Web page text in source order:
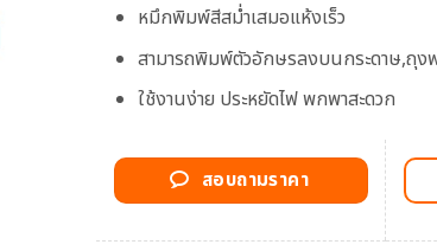
หมึกพิมพ์สีสม่ำเสมอแห้งเร็ว
สามารถพิมพ์ตัวอักษรลงบนกระดาษ,ถุง
ใช้งานง่าย ประหยัดไฟ พกพาสะดวก
สอบถามราคา